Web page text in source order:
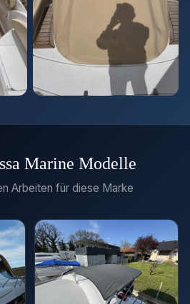
Marine Modelle
Arbeiten für diese Marke